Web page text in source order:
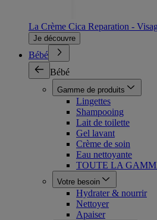
La Crème Cica Reparation -
Je découvre
Bébé
Bébé
Gamme de produits
Lingettes
Shampooing
Lait de toilette
Gel lavant
Crème de soin
Eau nettoyante
TOUTE LA
Votre besoin
Hydrater & nourrir
Nettoyer
Apaiser